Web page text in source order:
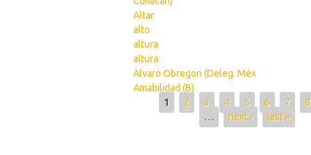
Altar
alto
altura
altura
Alvaro Obregon (Deleg. Méx
Amabilidad (B)
Pages
1 2 3 4 5 6 7
8
…
next › last »